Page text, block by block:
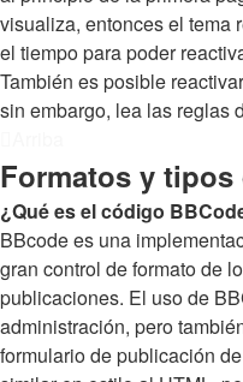
visualiza, entonces el tema
el tiempo para poder
También es posible
sin embargo, lea las reglas
Formatos y tipos
¿Qué es el código
BBcode es una
gran control de formato de
publicaciones. El uso de
administración, pero
formulario de publicación